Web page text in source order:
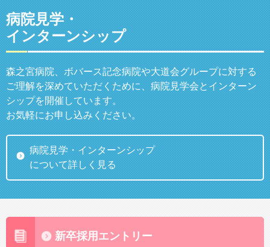
病院見学・
インターンシップ
森之宮病院、ボバース記念病院や大道会グループに対する
ご理解を深めていただくために、病院見学会とインターン
シップを開催しています。
お気軽にお申し込みください。
病院見学・インターンシップ
について詳しく見る
新卒採用エントリー